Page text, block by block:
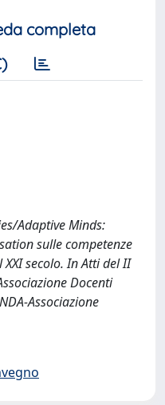
completa
Adaptive Minds:
sulle competenze
secolo. In Atti del II
Docenti
Associazione